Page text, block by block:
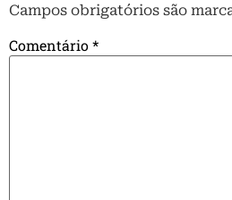
Campos obrigatórios são
Comentário*